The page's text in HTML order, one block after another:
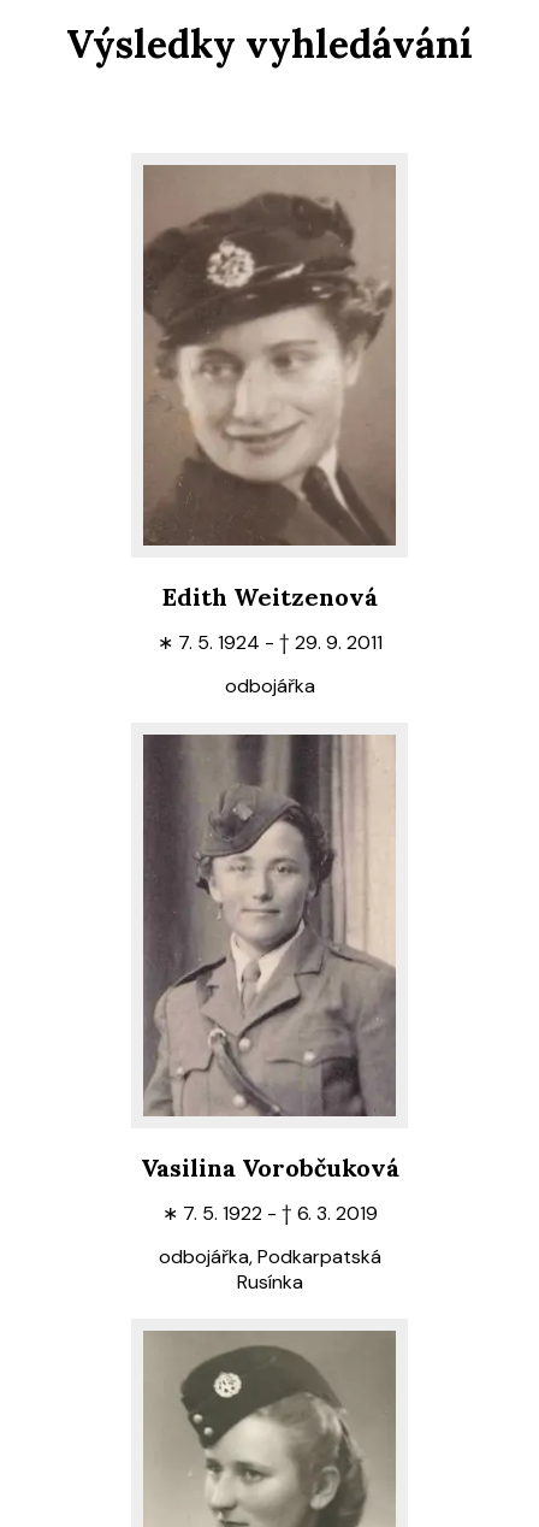
Výsledky vyhledávání
Edith Weitzenová
∗ 7. 5. 1924 - † 29. 9. 2011
odbojářka
Vasilina Vorobčuková
∗ 7. 5. 1922 - † 6. 3. 2019
odbojářka, Podkarpatská
Rusínka